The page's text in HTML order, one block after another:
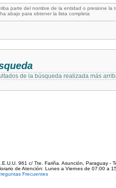
parte del nombre de la entidad o presione la
abajo para obtener la lista completa
de la búsqueda realizada más
961 c/ Tte. Fariña. Asunción, Paraguay -
de Atención: Lunes a Viernes de 07:00 a
Frecuentes